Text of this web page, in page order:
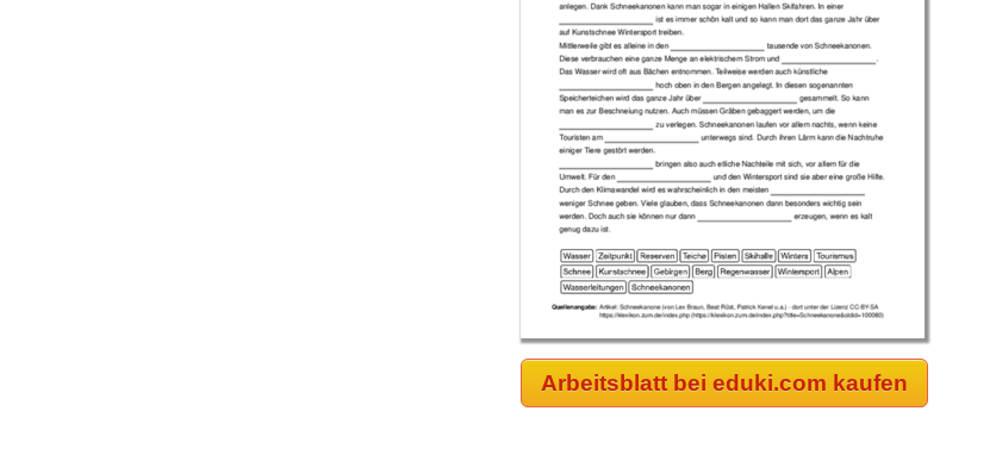
Arbeitsblatt bei eduki.com kaufen